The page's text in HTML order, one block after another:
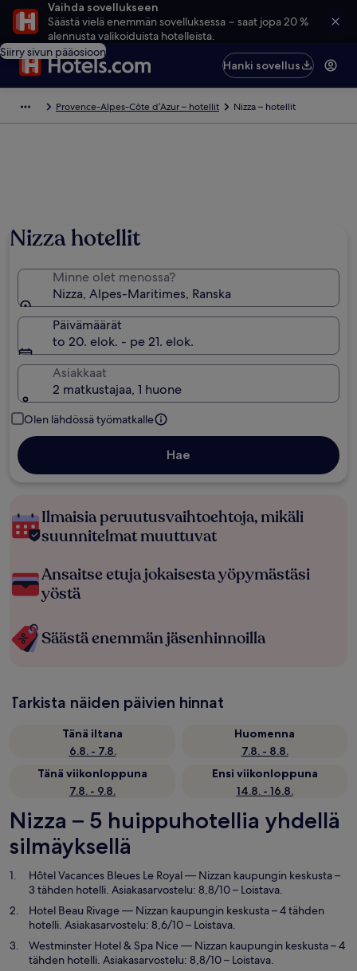
Vaihda sovellukseen
Säästä vielä enemmän sovelluksessa − saat jopa 20 %
alennusta valikoiduista hotelleista.
Siirry sivun pääosioon
Hanki sovellus
Provence-Alpes-Côte d’Azur – hotellit Nizza – hotellit
Nizza hotellit
Minne olet menossa?
Nizza, Alpes-Maritimes, Ranska
Päivämäärät
to 20. elok. - pe 21. elok.
Asiakkaat
2 matkustajaa, 1 huone
Olen lähdössä työmatkalle
Hae
Ilmaisia peruutusvaihtoehtoja, mikäli
suunnitelmat muuttuvat
Ansaitse etuja jokaisesta yöpymästäsi
yöstä
Säästä enemmän jäsenhinnoilla
Tarkista näiden päivien hinnat
Tänä iltana
6.8. - 7.8.
Huomenna
7.8. - 8.8.
Tänä viikonloppuna
7.8. - 9.8.
Ensi viikonloppuna
14.8. - 16.8.
Nizza – 5 huippuhotellia yhdellä
silmäyksellä
Hôtel Vacances Bleues Le Royal— Nizzan kaupungin keskusta –
3 tähden hotelli. Asiakasarvostelu: 8,8/10 – Loistava.
Hotel Beau Rivage— Nizzan kaupungin keskusta – 4 tähden
hotelli. Asiakasarvostelu: 8,6/10 – Loistava.
Westminster Hotel & Spa Nice— Nizzan kaupungin keskusta – 4
tähden hotelli. Asiakasarvostelu: 8,8/10 – Loistava.